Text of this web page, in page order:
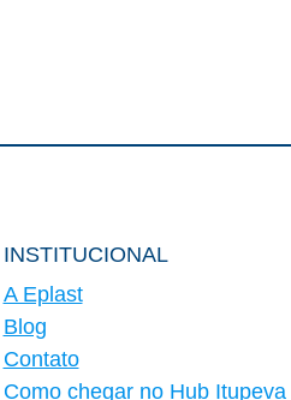
INSTITUCIONAL
A Eplast
Blog
Contato
Como chegar no Hub Itupeva